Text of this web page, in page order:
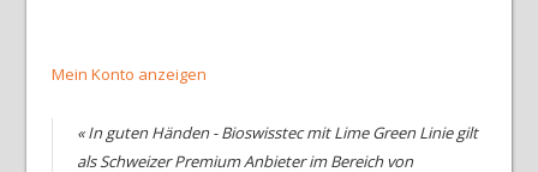
Mein Konto anzeigen
« In guten Händen - Bioswisstec mit Lime Green Linie gilt
als Schweizer Premium Anbieter im Bereich von